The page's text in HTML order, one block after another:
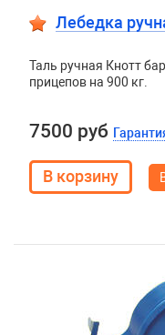
Лебедка
Таль ручная Кнотт
прицепов на 900 кг.
7500 руб